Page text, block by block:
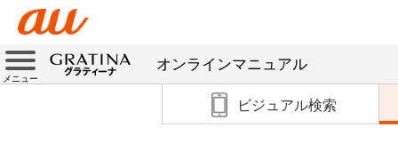
メニュー
オンラインマニュアル
ビジュアル検索